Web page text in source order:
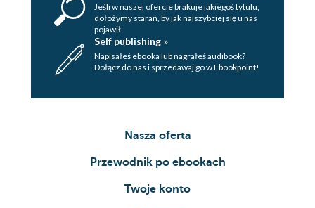
Jeśli w naszej ofercie brakuje jakiegoś tytulu,
dołożymy starań, by jak najszybciej się u nas
pojawił.
Self publishing »
Napisałeś ebooka lub nagrałeś audibook?
Dołącz do nas i sprzedawaj go w Ebookpoint!
Nasza oferta
Przewodnik po ebookach
Twoje konto